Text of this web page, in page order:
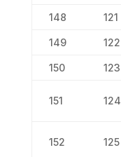
148 121
149 122
150 123
151 124
152 125